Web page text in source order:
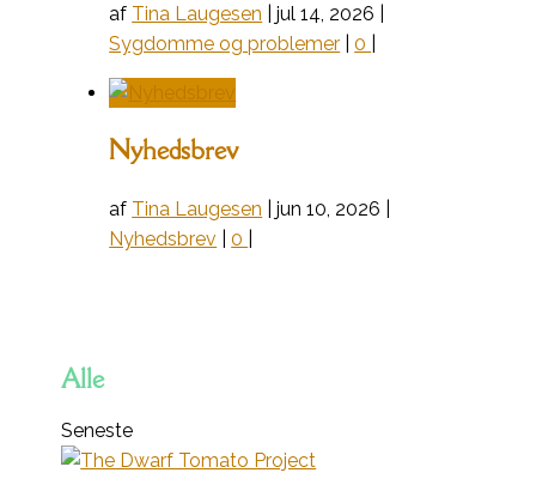
af Tina Laugesen |jul 14, 2026
Sygdomme og problemer |0
Nyhedsbrev
af Tina Laugesen |jun 10, 2026
Nyhedsbrev |0
Alle
Seneste